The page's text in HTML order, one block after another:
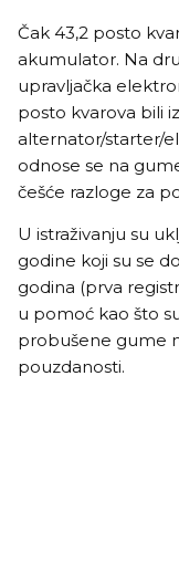
Čak 43,2 posto
akumulator. Na
upravljačka
posto kvarova bili
alternator/starter/
odnose se na
češće razloge za
U istraživanju su
godine koji su se
godina (prva
u pomoć kao što
probušene gume
pouzdanosti.